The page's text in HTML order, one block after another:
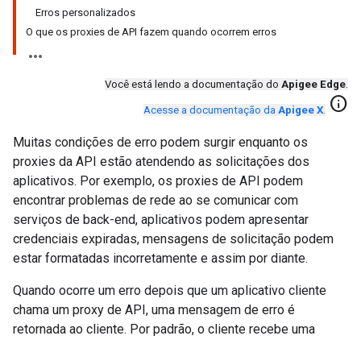
Erros personalizados
O que os proxies de API fazem quando ocorrem erros
Você está lendo a documentação do Apigee Edge.
Acesse a documentação da Apigee X. info
Muitas condições de erro podem surgir enquanto os
proxies da API estão atendendo as solicitações dos
aplicativos. Por exemplo, os proxies de API podem
encontrar problemas de rede ao se comunicar com
serviços de back-end, aplicativos podem apresentar
credenciais expiradas, mensagens de solicitação podem
estar formatadas incorretamente e assim por diante.
Quando ocorre um erro depois que um aplicativo cliente
chama um proxy de API, uma mensagem de erro é
retornada ao cliente. Por padrão, o cliente recebe uma